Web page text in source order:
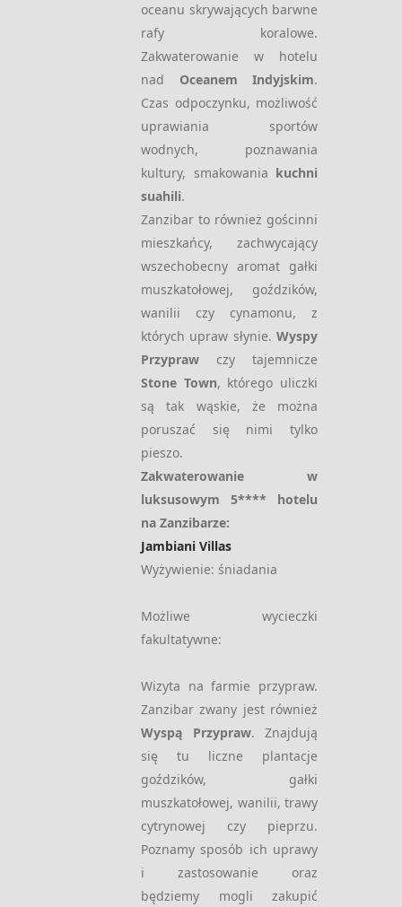
oceanu skrywających barwne
rafy koralowe.
Zakwaterowanie w hotelu
nad Oceanem Indyjskim.
Czas odpoczynku, możliwość
uprawiania sportów
wodnych, poznawania
kultury, smakowania kuchni
suahili.
Zanzibar to również gościnni
mieszkańcy, zachwycający
wszechobecny aromat gałki
muszkatołowej, goździków,
wanilii czy cynamonu, z
których upraw słynie. Wyspy
Przypraw czy tajemnicze
Stone Town, którego uliczki
są tak wąskie, że można
poruszać się nimi tylko
pieszo.
Zakwaterowanie w
luksusowym 5**** hotelu
na Zanzibarze:
Jambiani Villas
Wyżywienie: śniadania
Możliwe wycieczki
fakultatywne:
Wizyta na farmie przypraw.
Zanzibar zwany jest również
Wyspą Przypraw. Znajdują
się tu liczne plantacje
goździków, gałki
muszkatołowej, wanilii, trawy
cytrynowej czy pieprzu.
Poznamy sposób ich uprawy
i zastosowanie oraz
będziemy mogli zakupić